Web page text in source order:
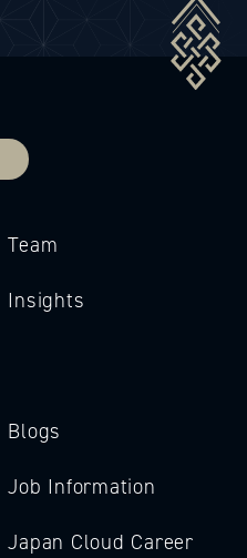
Team
Insights
Blogs
Job Information
Japan Cloud Career